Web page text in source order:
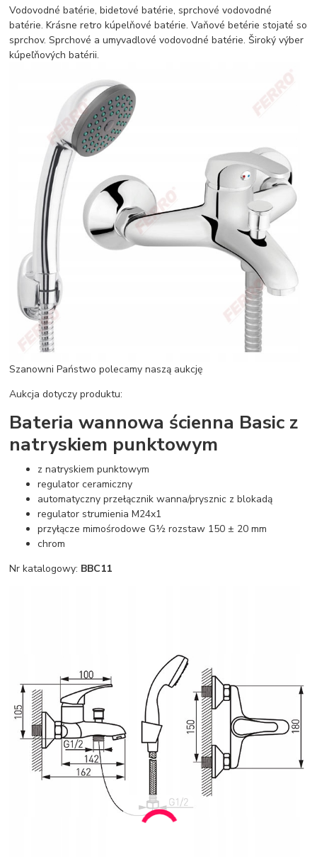
Vodovodné batérie, bidetové batérie, sprchové vodovodné
batérie. Krásne retro kúpelňové batérie. Vaňové betérie stojaté so
sprchov. Sprchové a umyvadlové vodovodné batérie. Široký výber
kúpeľňových batérii.
Szanowni Państwo polecamy naszą aukcję
Aukcja dotyczy produktu:
Bateria wannowa ścienna Basic z
natryskiem punktowym
z natryskiem punktowym
regulator ceramiczny
automatyczny przełącznik wanna/prysznic z blokadą
regulator strumienia M24x1
przyłącze mimośrodowe G½ rozstaw 150 ± 20 mm
chrom
Nr katalogowy: BBC11